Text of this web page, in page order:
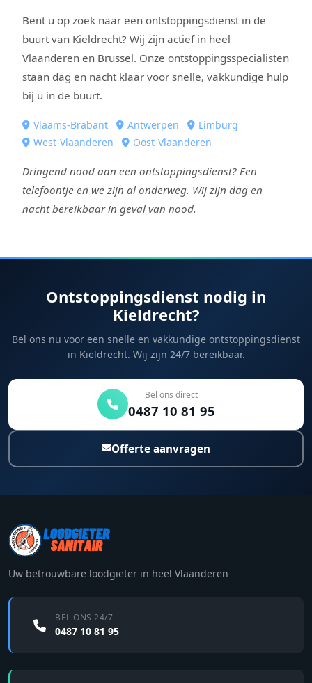
Bent u op zoek naar een ontstoppingsdienst in de
buurt van Kieldrecht? Wij zijn actief in heel
Vlaanderen en Brussel. Onze ontstoppingsspecialisten
staan dag en nacht klaar voor snelle, vakkundige hulp
bij u in de buurt.
Vlaams-Brabant Antwerpen
Limburg
West-Vlaanderen
Oost-Vlaanderen
Dringend nood aan een ontstoppingsdienst? Een
telefoontje en we zijn al onderweg. Wij zijn dag en
nacht bereikbaar in geval van nood.
Ontstoppingsdienst nodig in
Kieldrecht?
Bel ons nu voor een snelle en vakkundige ontstoppingsdienst
in Kieldrecht. Wij zijn 24/7 bereikbaar.
Bel ons direct
0487 10 81 95
Offerte aanvragen
Uw betrouwbare loodgieter in heel Vlaanderen
BEL ONS 24/7
0487 10 81 95